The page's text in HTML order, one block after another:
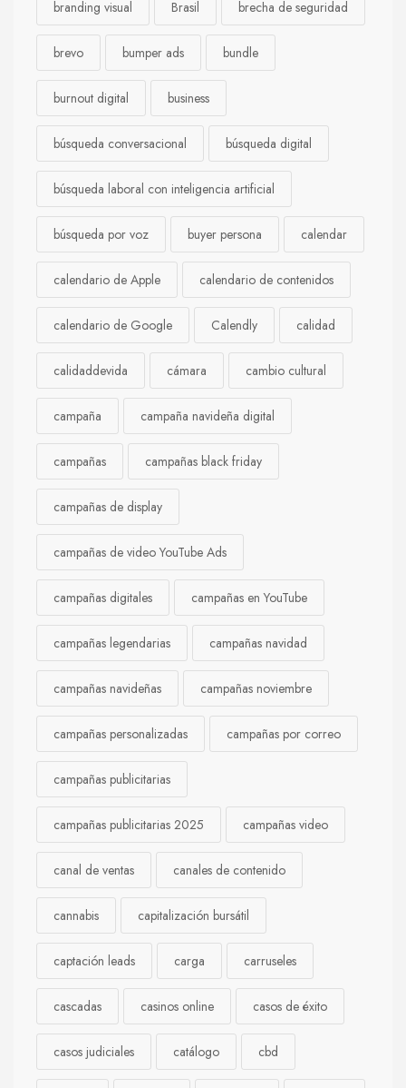
branding visual Brasil brecha de seguridad
brevo bumper ads bundle
burnout digital business
búsqueda conversacional búsqueda digital
búsqueda laboral con inteligencia artificial
búsqueda por voz buyer persona calendar
calendario de Apple calendario de contenidos
calendario de Google Calendly calidad
calidaddevida cámara cambio cultural
campaña campaña navideña digital
campañas campañas black friday
campañas de display
campañas de video YouTube Ads
campañas digitales campañas en YouTube
campañas legendarias campañas navidad
campañas navideñas campañas noviembre
campañas personalizadas campañas por correo
campañas publicitarias
campañas publicitarias 2025 campañas video
canal de ventas canales de contenido
cannabis capitalización bursátil
captación leads carga carruseles
cascadas casinos online casos de éxito
casos judiciales catálogo cbd